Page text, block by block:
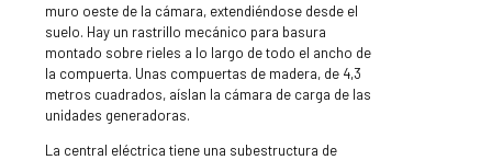
muro oeste de la cámara, extendiéndose desde el
suelo. Hay un rastrillo mecánico para basura
montado sobre rieles a lo largo de todo el ancho de
la compuerta. Unas compuertas de madera, de 4,3
metros cuadrados, aíslan la cámara de carga de las
unidades generadoras.
La central eléctrica tiene una subestructura de